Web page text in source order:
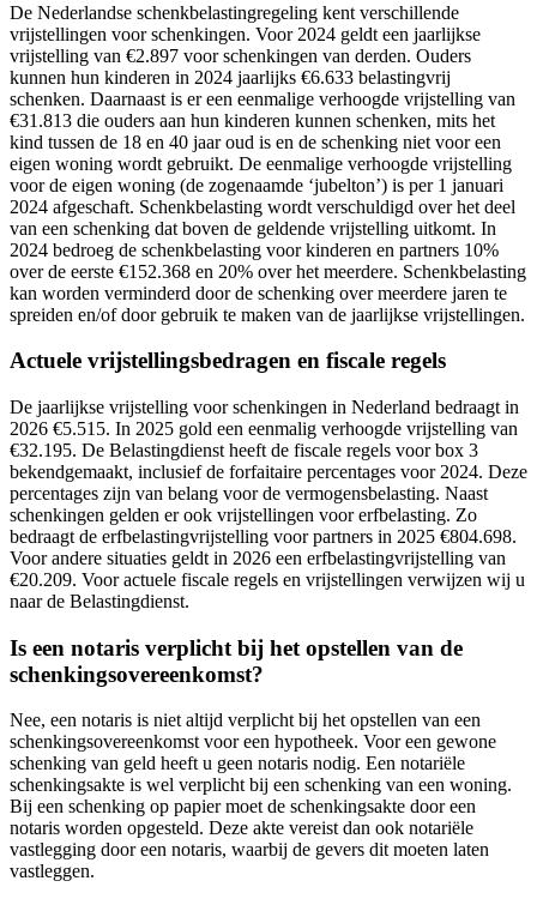
De Nederlandse schenkbelastingregeling kent verschillende
vrijstellingen voor schenkingen. Voor 2024 geldt een jaarlijkse
vrijstelling van €2.897 voor schenkingen van derden. Ouders
kunnen hun kinderen in 2024 jaarlijks €6.633 belastingvrij
schenken. Daarnaast is er een eenmalige verhoogde vrijstelling van
€31.813 die ouders aan hun kinderen kunnen schenken, mits het
kind tussen de 18 en 40 jaar oud is en de schenking niet voor een
eigen woning wordt gebruikt. De eenmalige verhoogde vrijstelling
voor de eigen woning (de zogenaamde ‘jubelton’) is per 1 januari
2024 afgeschaft. Schenkbelasting wordt verschuldigd over het deel
van een schenking dat boven de geldende vrijstelling uitkomt. In
2024 bedroeg de schenkbelasting voor kinderen en partners 10%
over de eerste €152.368 en 20% over het meerdere. Schenkbelasting
kan worden verminderd door de schenking over meerdere jaren te
spreiden en/of door gebruik te maken van de jaarlijkse vrijstellingen.
Actuele vrijstellingsbedragen en fiscale regels
De jaarlijkse vrijstelling voor schenkingen in Nederland bedraagt in
2026 €5.515. In 2025 gold een eenmalig verhoogde vrijstelling van
€32.195. De Belastingdienst heeft de fiscale regels voor box 3
bekendgemaakt, inclusief de forfaitaire percentages voor 2024. Deze
percentages zijn van belang voor de vermogensbelasting. Naast
schenkingen gelden er ook vrijstellingen voor erfbelasting. Zo
bedraagt de erfbelastingvrijstelling voor partners in 2025 €804.698.
Voor andere situaties geldt in 2026 een erfbelastingvrijstelling van
€20.209. Voor actuele fiscale regels en vrijstellingen verwijzen wij u
naar de Belastingdienst.
Is een notaris verplicht bij het opstellen van de
schenkingsovereenkomst?
Nee, een notaris is niet altijd verplicht bij het opstellen van een
schenkingsovereenkomst voor een hypotheek. Voor een gewone
schenking van geld heeft u geen notaris nodig. Een notariële
schenkingsakte is wel verplicht bij een schenking van een woning.
Bij een schenking op papier moet de schenkingsakte door een
notaris worden opgesteld. Deze akte vereist dan ook notariële
vastlegging door een notaris, waarbij de gevers dit moeten laten
vastleggen.